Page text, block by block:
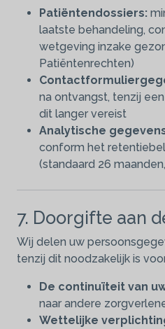
Patiëntendossiers:
laatste behandeling,
wetgeving inzake
Patiëntenrechten)
na ontvangst, tenzij
dit langer vereist
Analytische
conform het
(standaard 26
7. Doorgifte aan
Wij delen uw
tenzij dit noodzakelijk is
De continuïteit van
naar andere
Wettelijke